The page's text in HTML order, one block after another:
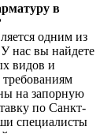
в
одним из
нас вы найдете
видов и
на запорную
по Санкт-
специалисты